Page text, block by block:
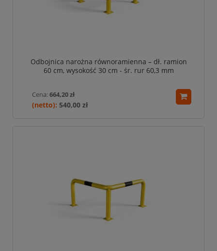
Odbojnica narożna równoramienna – dł. ramion
60 cm, wysokość 30 cm - śr. rur 60,3 mm
Cena:664,20 zł
540,00 zł